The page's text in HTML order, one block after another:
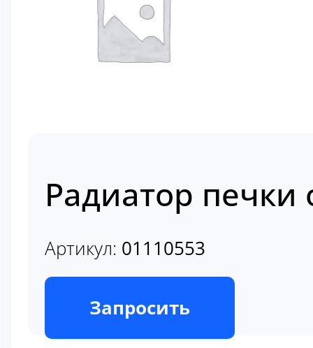
Радиатор печки
Артикул: 01110553
В наличии
Запросить